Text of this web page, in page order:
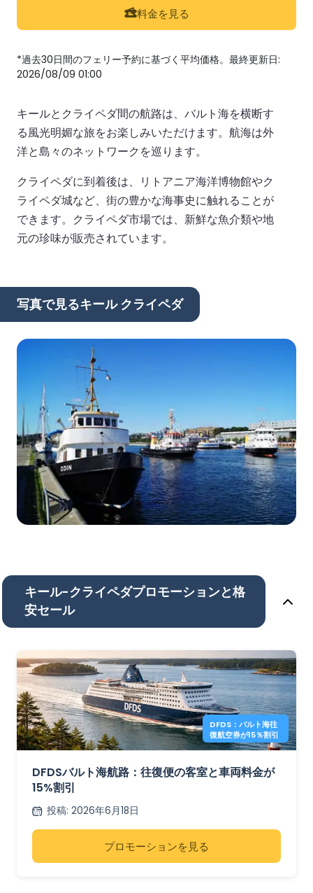
料金を見る
*過去30日間のフェリー予約に基づく平均価格。最終更新日:
2026/08/09 01:00
キールとクライペダ間の航路は、バルト海を横断す
る風光明媚な旅をお楽しみいただけます。航海は外
洋と島々のネットワークを巡ります。
クライペダに到着後は、リトアニア海洋博物館やク
ライペダ城など、街の豊かな海事史に触れることが
できます。クライペダ市場では、新鮮な魚介類や地
元の珍味が販売されています。
写真で見るキール クライペダ
キール-クライペダプロモーションと格
安セール
DFDS：バルト海往
復航空券が15％割引
DFDSバルト海航路：往復便の客室と車両料金が
15%割引
投稿: 2026年6月18日
プロモーションを見る